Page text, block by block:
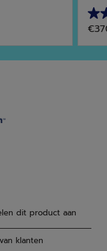
3.5
van
de
5